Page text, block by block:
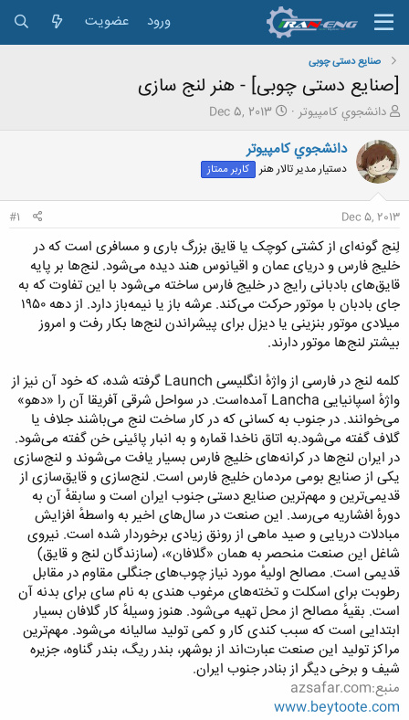
ورود عضویت
صنایع دستی چوبی
[صنایع دستی چوبی] - هنر لنج سازی
ش
و
ع
ک
ه
م
و
ض
و
ع
دانشجوي كامپيوتر
ت
ر
ی
خ
ع
Dec 5, 2013
دانشجوي كامپيوتر
دستیار مدیر تالار هنر کاربر ممتاز
Dec 5, 2013
#1
لِنج گونه‌ای از کشتی کوچک یا قایق بزرگ باری و مسافری است که در
خلیج فارس و دریای عمان و اقیانوس هند دیده می‌شود. لنج‌ها بر پایه
قایق‌های بادبانی رایج در خلیج فارس ساخته می‌شود با این تفاوت که به
جای بادبان با موتور حرکت می‌کند. عرشه باز یا نیمه‌باز دارد. از دهه ۱۹۵۰
میلادی موتور بنزینی یا دیزل برای پیشراندن لنج‌ها بکار رفت و امروز
بیشتر لنج‌ها موتور دارند.
کلمه لنج در فارسی از واژهٔ انگلیسی Launch گرفته شده، که خود آن نیز از
واژهٔ اسپانیایی Lancha آمده‌است. در سواحل شرقی آفریقا آن را «دهو»
می‌خوانند. در جنوب به کسانی که در کار ساخت لنج می‌باشند جلاف یا
گلاف گفته می‌شود.به اتاق ناخدا قماره و به انبار پائینی خن گفته می‌شود.
در ایران لنج‌ها در کرانه‌های خلیج فارس بسیار یافت می‌شوند و لنج‌سازی
یکی از صنایع بومی مردمان خلیج فارس است. لنج‌سازى و قایق‌سازى از
قدیمى‌ترین و مهم‌ترین صنایع دستى جنوب ایران است و سابقهٔ‌ آن به
دورهٔ‌ افشاریه مى‌رسد. این صنعت در سال‌هاى اخیر به واسطهٔ افزایش
مبادلات دریایى و صید ماهى از رونق زیادى برخوردار شده است. نیروى
شاغل این صنعت منحصر به همان «گلافان»، (سازندگان لنج و قایق)
قدیمى است. مصالح اولیهٔ مورد نیاز چوب‌هاى جنگلى مقاوم در مقابل
رطوبت براى اسکلت و تخته‌هاى مرغوب هندى به نام ساى براى بدنه آن
است. بقیهٔ مصالح از محل تهیه مى‌شود. هنوز وسیلهٔ کار گلافان بسیار
ابتدایى است که سبب کندى کار و کمى تولید سالیانه مى‌شود. مهم‌ترین
مراکز تولید این صنعت عبارت‌اند از بوشهر، بندر ریگ، بندر گناوه، جزیره
شیف و برخى دیگر از بنادر جنوب ایران.
منبع:azsafar.com
www.beytoote.com